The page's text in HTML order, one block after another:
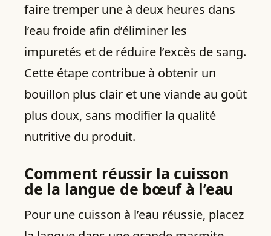
faire tremper une à deux heures dans
l’eau froide afin d’éliminer les
impuretés et de réduire l’excès de sang.
Cette étape contribue à obtenir un
bouillon plus clair et une viande au goût
plus doux, sans modifier la qualité
nutritive du produit.
Comment réussir la cuisson
de la langue de bœuf à l’eau
Pour une cuisson à l’eau réussie, placez